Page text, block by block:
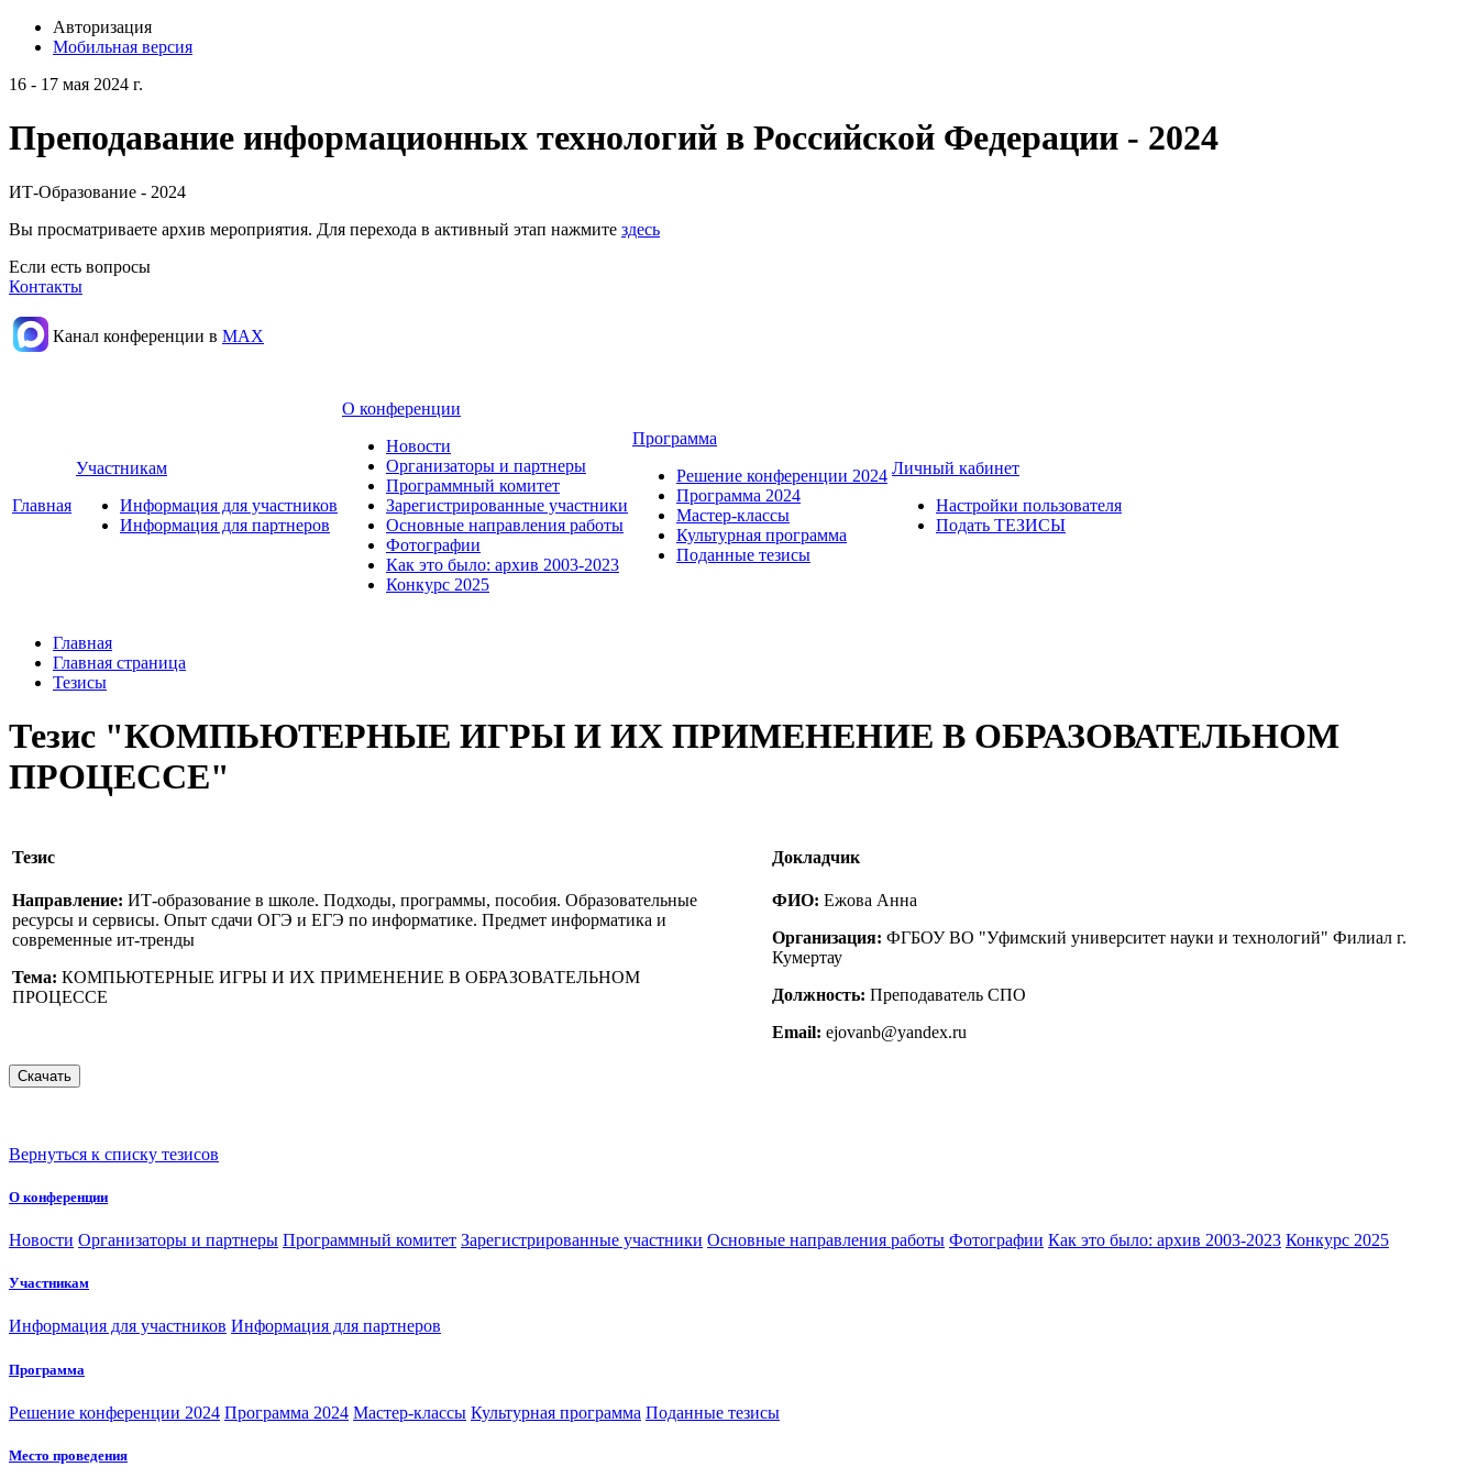
Авторизация
Мобильная версия
16 - 17 мая 2024 г.
Преподавание информационных технологий в Российской Федерации - 2024
ИТ-Образование - 2024
Вы просматриваете архив мероприятия. Для перехода в активный этап нажмите здесь
Если есть вопросы
Контакты
Канал конференции в МАХ
Главная
Участникам
Информация для участников
Информация для партнеров
О конференции
Новости
Организаторы и партнеры
Программный комитет
Зарегистрированные участники
Основные направления работы
Фотографии
Как это было: архив 2003-2023
Конкурс 2025
Программа
Решение конференции 2024
Программа 2024
Мастер-классы
Культурная программа
Поданные тезисы
Личный кабинет
Настройки пользователя
Подать ТЕЗИСЫ
Главная
Главная страница
Тезисы
Тезис "КОМПЬЮТЕРНЫЕ ИГРЫ И ИХ ПРИМЕНЕНИЕ В ОБРАЗОВАТЕЛЬНОМ
ПРОЦЕССЕ"
Тезис
Направление: ИТ-образование в школе. Подходы, программы, пособия. Образовательные
ресурсы и сервисы. Опыт сдачи ОГЭ и ЕГЭ по информатике. Предмет информатика и
современные ит-тренды
Тема: КОМПЬЮТЕРНЫЕ ИГРЫ И ИХ ПРИМЕНЕНИЕ В ОБРАЗОВАТЕЛЬНОМ
ПРОЦЕССЕ
Докладчик
ФИО: Ежова Анна
Организация: ФГБОУ ВО "Уфимский университет науки и технологий" Филиал г.
Кумертау
Должность: Преподаватель СПО
Email: ejovanb@yandex.ru
Вернуться к списку тезисов
О конференции
Новости Организаторы и партнеры Программный комитет Зарегистрированные участники Основные направления работы Фотографии Как это было: архив 2003-2023 Конкурс 2025
Участникам
Информация для участников Информация для партнеров
Программа
Решение конференции 2024 Программа 2024 Мастер-классы Культурная программа Поданные тезисы
Место проведения